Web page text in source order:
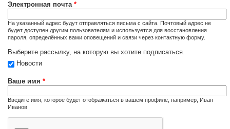
Электронная почта *
На указанный адрес будут отправляться письма с сайта. Почтовый адрес не
будет доступен другим пользователям и используется для восстановления
пароля, определённых вами оповещений и связи через контактную форму.
Выберите рассылку, на которую вы хотите подписаться.
Новости
Ваше имя *
Введите имя, которое будет отображаться в вашем профиле, например, Иван
Иванов